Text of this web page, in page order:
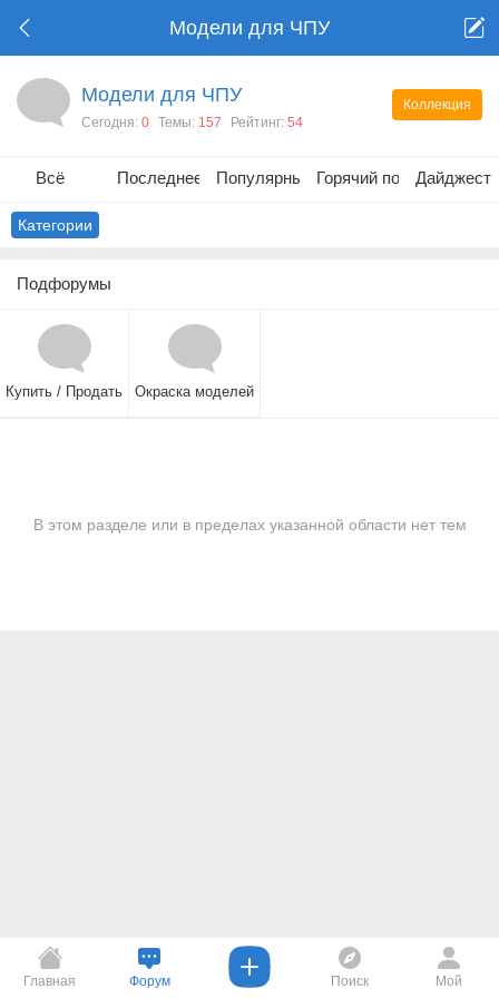
Модели для ЧПУ
Коллекция
Модели для ЧПУ
Сегодня: 0 Темы: 157 Рейтинг: 54
Всё Последнее Популярные Горячий постДайджест
Категории
Подфорумы
Купить / Продать Окраска моделей
В этом разделе или в пределах указанной области нет тем
Главная Форум Поиск Мой